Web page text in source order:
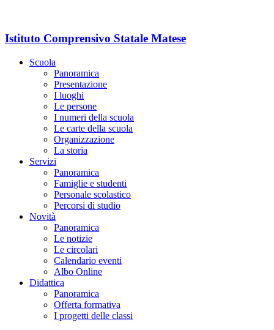
Istituto Comprensivo Statale Matese
Scuola
Panoramica
Presentazione
I luoghi
Le persone
I numeri della scuola
Le carte della scuola
Organizzazione
La storia
Servizi
Panoramica
Famiglie e studenti
Personale scolastico
Percorsi di studio
Novità
Panoramica
Le notizie
Le circolari
Calendario eventi
Albo Online
Didattica
Panoramica
Offerta formativa
I progetti delle classi